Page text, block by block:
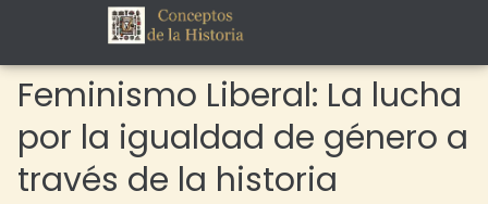
Feminismo Liberal: La lucha
por la igualdad de género a
través de la historia